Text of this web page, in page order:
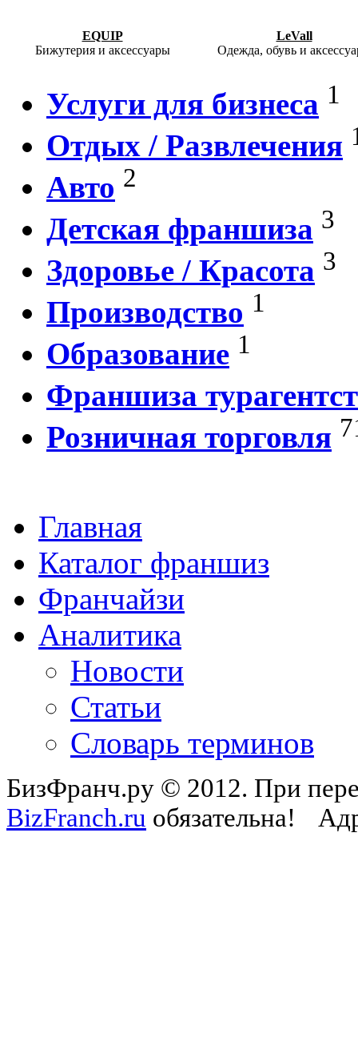
EQUIP
Бижутерия и аксессуары
LeVall
Одежда, обувь и
Услуги для бизнеса 1
Отдых / Развлечения
Авто 2
Детская франшиза 3
Здоровье / Красота 3
Производство 1
Образование 1
Франшиза
Розничная торговля
Главная
Каталог франшиз
Франчайзи
Аналитика
Новости
Статьи
Словарь терминов
БизФранч.ру © 2012. При
BizFranch.ru обязательна!